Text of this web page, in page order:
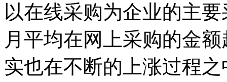
以在线采购为企业的主
月平均在网上采购的金
实也在不断的上涨过程